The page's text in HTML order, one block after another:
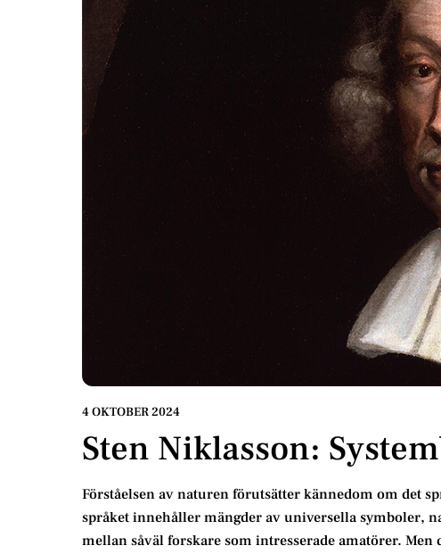
4 OKTOBER 2024
Sten Niklasson:
Förståelsen av naturen förutsätter kännedom om det
språket innehåller mängder av universella symboler,
mellan såväl forskare som intresserade amatörer.